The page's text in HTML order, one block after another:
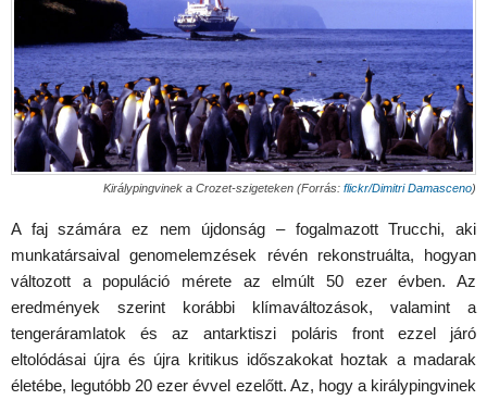
Királypingvinek a Crozet-szigeteken (Forrás: flickr/Dimitri Damasceno)
A faj számára ez nem újdonság – fogalmazott Trucchi, aki
munkatársaival genomelemzések révén rekonstruálta, hogyan
változott a populáció mérete az elmúlt 50 ezer évben. Az
eredmények szerint korábbi klímaváltozások, valamint a
tengeráramlatok és az antarktiszi poláris front ezzel járó
eltolódásai újra és újra kritikus időszakokat hoztak a madarak
életébe, legutóbb 20 ezer évvel ezelőtt. Az, hogy a királypingvinek